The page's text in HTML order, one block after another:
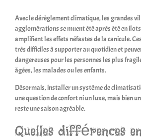
Avec le dérèglement climatique, les grandes
agglomérations se muent été après été en
amplifient les effets néfastes de la canicule.
très difficiles à supporter au quotidien et
dangereuses pour les personnes les plus
âgées, les malades ou les enfants.
Désormais, installer unsystème de
une question de confort ni un luxe, mais bien
reste une saison agréable.
Quelles différences